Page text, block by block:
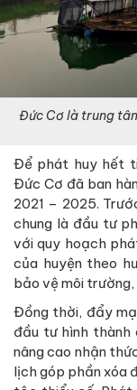
Đức Cơ là trung
Để phát huy hết
Đức Cơ đã ban
2021 – 2025.
chung là đầu tư
với quy hoạch
của huyện theo
bảo vệ môi trường,
Đồng thời, đẩy
đầu tư hình thành
nâng cao nhận
lịch góp phần xóa